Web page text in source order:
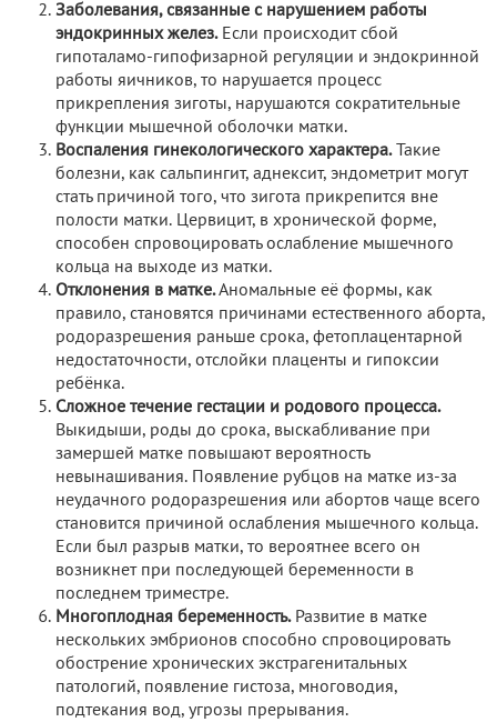
Заболевания, связанные с нарушением работы
эндокринных желез.Если происходит сбой
гипоталамо-гипофизарной регуляции и эндокринной
работы яичников, то нарушается процесс
прикрепления зиготы, нарушаются сократительные
функции мышечной оболочки матки.
Воспаления гинекологического характера.Такие
болезни, как сальпингит, аднексит, эндометрит могут
стать причиной того, что зигота прикрепится вне
полости матки. Цервицит, в хронической форме,
способен спровоцировать ослабление мышечного
кольца на выходе из матки.
Отклонения в матке.Аномальные её формы, как
правило, становятся причинами естественного аборта,
родоразрешения раньше срока, фетоплацентарной
недостаточности, отслойки плаценты и гипоксии
ребёнка.
Сложное течение гестации и родового процесса.
Выкидыши, роды до срока, выскабливание при
замершей матке повышают вероятность
невынашивания. Появление рубцов на матке из-за
неудачного родоразрешения или абортов чаще всего
становится причиной ослабления мышечного кольца.
Если был разрыв матки, то вероятнее всего он
возникнет при последующей беременности в
последнем триместре.
Многоплодная беременность.Развитие в матке
нескольких эмбрионов способно спровоцировать
обострение хронических экстрагенитальных
патологий, появление гистоза, многоводия,
подтекания вод, угрозы прерывания.